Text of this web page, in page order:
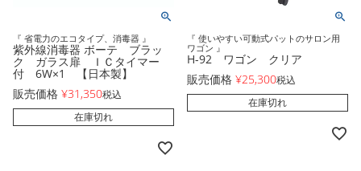
『 省電力のエコタイプ、消毒器 』
紫外線消毒器 ボーテ ブラッ
ク ガラス扉 ＩＣタイマー
付 6W×1 【日本製】
販売価格 ¥31,350税込
在庫切れ
『 使いやすい可動式パットのサロン用
ワゴン 』
H-92 ワゴン クリア
販売価格 ¥25,300税込
在庫切れ